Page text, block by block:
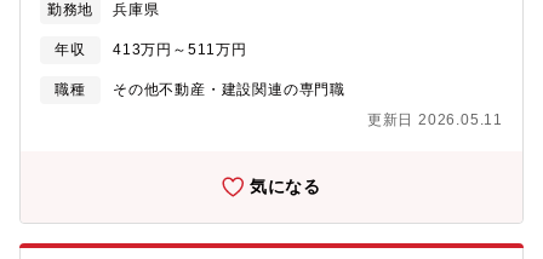
ています。不動産物件のが売買仲介営業として、主に以下のよう
な業務をご担当いただきます。○同社が管理している分譲マンショ
ン売買仲介○土地所有者様への土地活用提案○パーキング用地等の
売買提案※給与は固定給ですが、頑張りに応じて報奨金（インセ
まいのオーナー様や、所有されているオーナー様、同社のパーキ
どへの提案営業がメインです。キャンペーンチラシからの反響営
業や、管理担当からの紹介案件を中心に行っていただきます。＜
未経験でも安心の研修制度＞あなぶきグループほか、会社の理解
を深めたり、会社の基本的なルールやシステムの使い方などを学
勤務地 兵庫県
年収 413万円～511万円
職種
その他不動産・建設関連の専門職
更新日 2026.05.11
気になる